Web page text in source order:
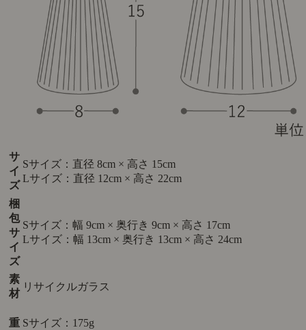
サ
イ
ズ
Sサイズ：直径 8cm × 高さ 15cm
Lサイズ：直径 12cm × 高さ 22cm
梱
包
サ
イ
ズ
Sサイズ：幅 9cm × 奥行き 9cm × 高さ 17cm
Lサイズ：幅 13cm × 奥行き 13cm × 高さ 24cm
素
材
リサイクルガラス
重 Sサイズ：175g